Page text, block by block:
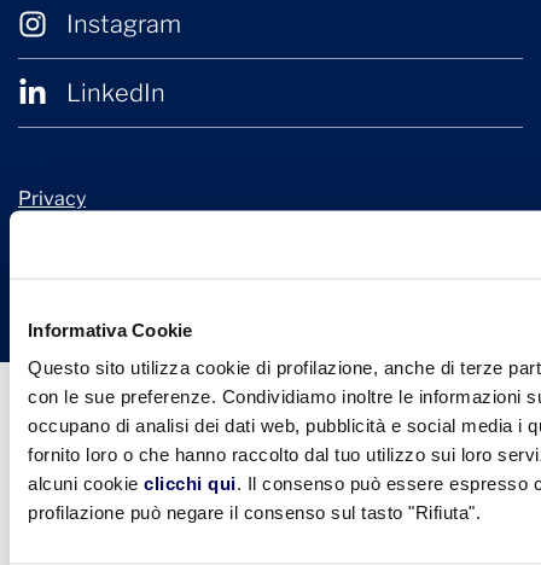
Informativa Cookie
Questo sito utilizza cookie di profilazione, anche di terze
con le sue preferenze. Condividiamo inoltre le informazioni
occupano di analisi dei dati web, pubblicità e social media i
fornito loro o che hanno raccolto dal tuo utilizzo sui loro
alcuni cookie clicchi qui. Il consenso può essere espresso
profilazione può negare il consenso sul tasto "Rifiuta".
Instagram
LinkedIn
Privacy